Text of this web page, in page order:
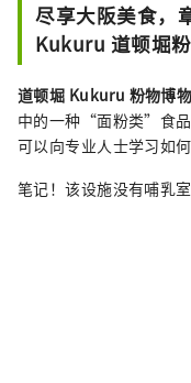
尽享大阪美食，
Kukuru 道顿堀
道顿堀 Kukuru 粉物博
中的一种“面粉类”食品
可以向专业人士学习如何
笔记！该设施没有哺乳